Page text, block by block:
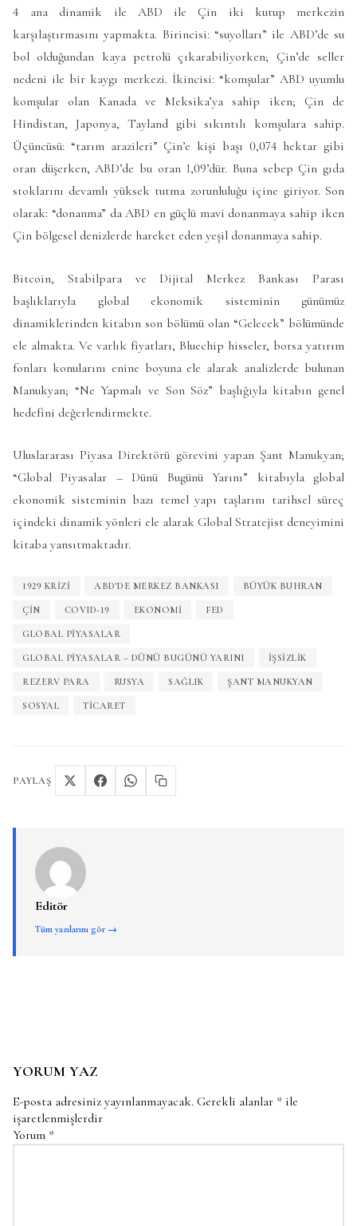
4 ana dinamik ile ABD ile Çin iki kutup merkezin
karşılaştırmasını yapmakta. Birincisi: “suyolları” ile ABD’de su
bol olduğundan kaya petrolü çıkarabiliyorken; Çin’de seller
nedeni ile bir kaygı merkezi. İkincisi: “komşular” ABD uyumlu
komşular olan Kanada ve Meksika’ya sahip iken; Çin de
Hindistan, Japonya, Tayland gibi sıkıntılı komşulara sahip.
Üçüncüsü: “tarım arazileri” Çin’e kişi başı 0,074 hektar gibi
oran düşerken, ABD’de bu oran 1,09’dür. Buna sebep Çin gıda
stoklarını devamlı yüksek tutma zorunluluğu içine giriyor. Son
olarak: “donanma” da ABD en güçlü mavi donanmaya sahip iken
Çin bölgesel denizlerde hareket eden yeşil donanmaya sahip.
Bitcoin, Stabilpara ve Dijital Merkez Bankası Parası
başlıklarıyla global ekonomik sisteminin günümüz
dinamiklerinden kitabın son bölümü olan “Gelecek” bölümünde
ele almakta. Ve varlık fiyatları, Bluechip hisseler, borsa yatırım
fonları konularını enine boyuna ele alarak analizlerde bulunan
Manukyan; “Ne Yapmalı ve Son Söz” başlığıyla kitabın genel
hedefini değerlendirmekte.
Uluslararası Piyasa Direktörü görevini yapan Şant Manukyan;
“Global Piyasalar – Dünü Bugünü Yarını” kitabıyla global
ekonomik sisteminin bazı temel yapı taşlarını tarihsel süreç
içindeki dinamik yönleri ele alarak Global Stratejist deneyimini
kitaba yansıtmaktadır.
1929 KRIZI ABD'DE MERKEZ BANKASI BÜYÜK BUHRAN
ÇIN COVID-19 EKONOMI FED
GLOBAL PIYASALAR
GLOBAL PIYASALAR – DÜNÜ BUGÜNÜ YARINI IŞSIZLIK
REZERV PARA RUSYA SAĞLIK ŞANT MANUKYAN
SOSYAL TICARET
PAYLAŞ
Editör
Tüm yazılarını gör →
YORUM YAZ
E-posta adresiniz yayınlanmayacak. Gerekli alanlar * ile
işaretlenmişlerdir
Yorum *